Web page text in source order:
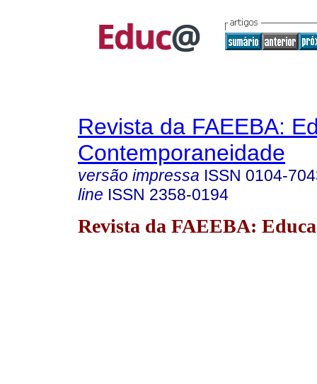
Revista da FAEEBA:
Contemporaneidade
versão impressa ISSN 0104-
line ISSN 2358-0194
Revista da FAEEBA: